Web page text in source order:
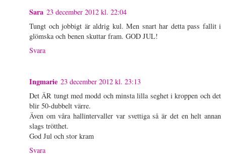
Sara 23 december 2012 kl. 22:04
Tungt och jobbigt är aldrig kul. Men snart har detta pass fallit i
glömska och benen skuttar fram. GOD JUL!
Svara
Ingmarie 23 december 2012 kl. 23:13
Det ÄR tungt med modd och minsta lilla seghet i kroppen och det
blir 50-dubbelt värre.
Även om våra hallintervaller var svettiga så är det en helt annan
slags trötthet.
God Jul och stor kram
Svara